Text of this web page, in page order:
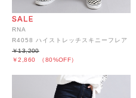
RNA
R4058 ハイストレッチスキニーフレア
￥2,860 （80%OFF）
￥13,200